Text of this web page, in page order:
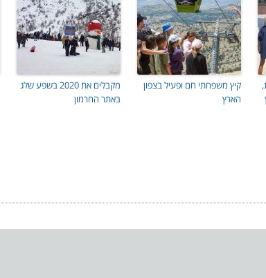
קיץ משפחתי חם ופעיל בצפון
הארץ
מקבלים את 2020 בשפע שלג
באתר החרמון